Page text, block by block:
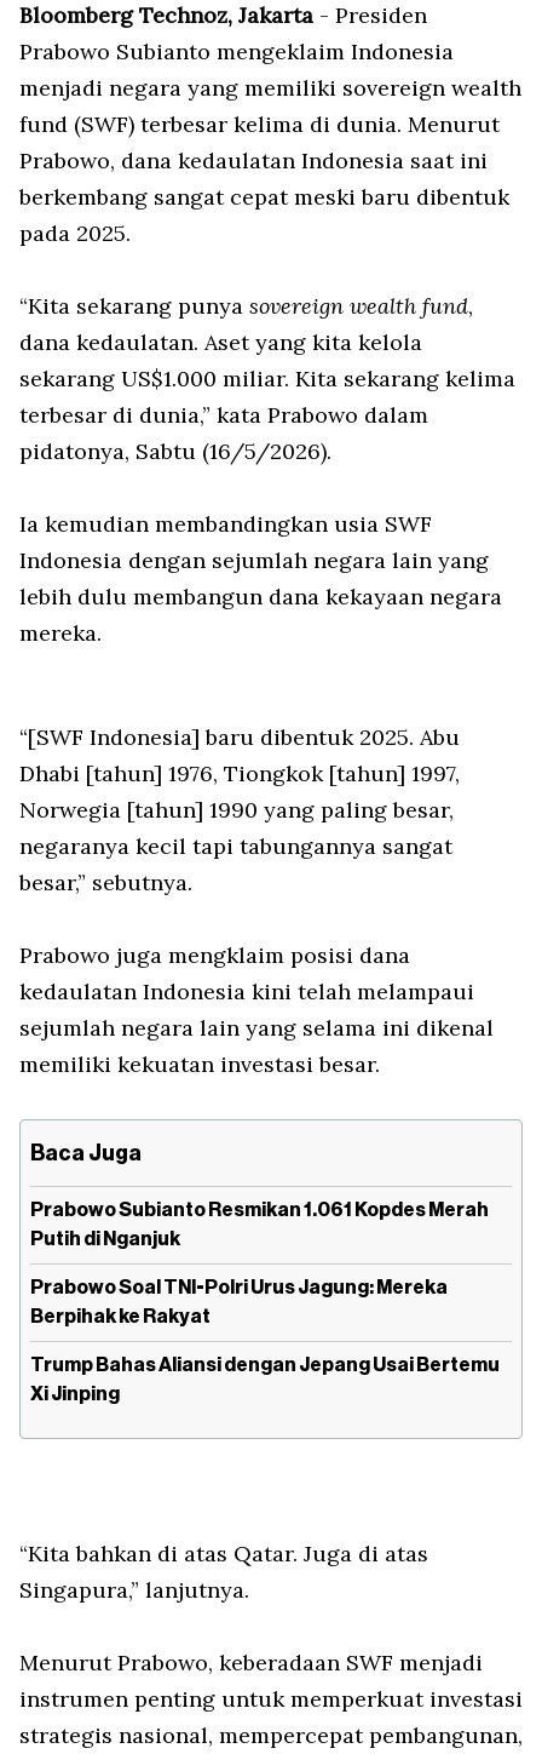
Bloomberg Technoz, Jakarta - Presiden
Prabowo Subianto mengeklaim Indonesia
menjadi negara yang memiliki sovereign wealth
fund (SWF) terbesar kelima di dunia. Menurut
Prabowo, dana kedaulatan Indonesia saat ini
berkembang sangat cepat meski baru dibentuk
pada 2025.
“Kita sekarang punya sovereign wealth fund,
dana kedaulatan. Aset yang kita kelola
sekarang US$1.000 miliar. Kita sekarang kelima
terbesar di dunia,” kata Prabowo dalam
pidatonya, Sabtu (16/5/2026).
Ia kemudian membandingkan usia SWF
Indonesia dengan sejumlah negara lain yang
lebih dulu membangun dana kekayaan negara
mereka.
“[SWF Indonesia] baru dibentuk 2025. Abu
Dhabi [tahun] 1976, Tiongkok [tahun] 1997,
Norwegia [tahun] 1990 yang paling besar,
negaranya kecil tapi tabungannya sangat
besar,” sebutnya.
Prabowo juga mengklaim posisi dana
kedaulatan Indonesia kini telah melampaui
sejumlah negara lain yang selama ini dikenal
memiliki kekuatan investasi besar.
Baca Juga
Prabowo Subianto Resmikan 1.061 Kopdes Merah
Putih di Nganjuk
Prabowo Soal TNI-Polri Urus Jagung: Mereka
Berpihak ke Rakyat
Trump Bahas Aliansi dengan Jepang Usai Bertemu
Xi Jinping
“Kita bahkan di atas Qatar. Juga di atas
Singapura,” lanjutnya.
Menurut Prabowo, keberadaan SWF menjadi
instrumen penting untuk memperkuat investasi
strategis nasional, mempercepat pembangunan,